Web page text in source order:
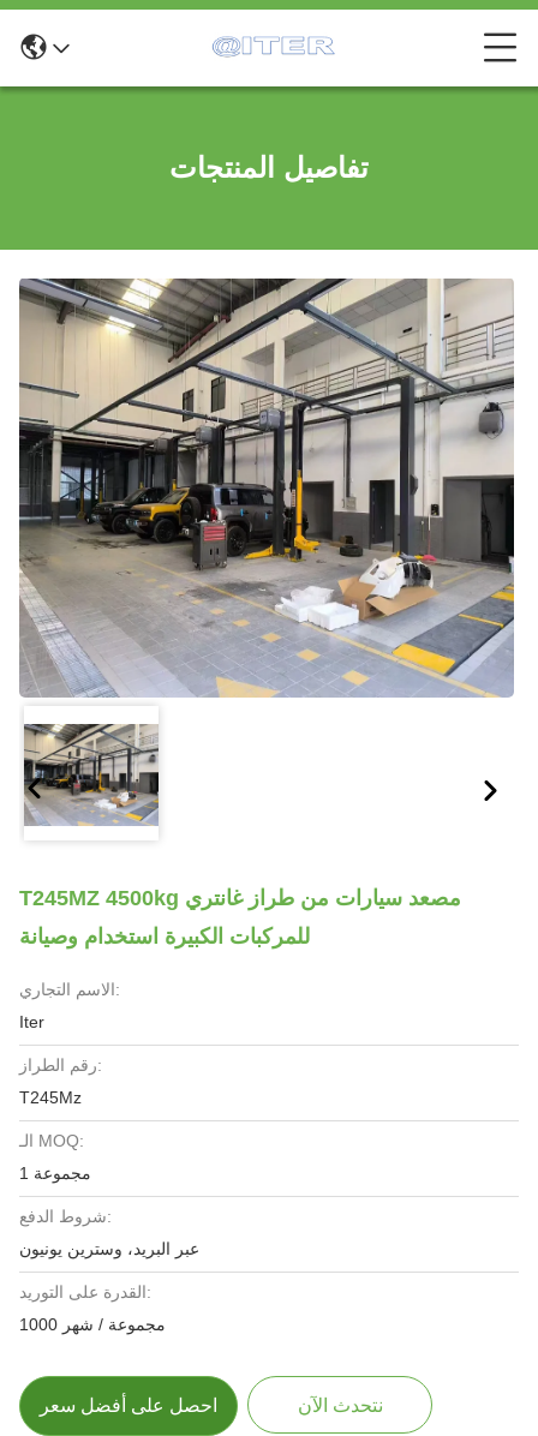
تفاصيل المنتجات
T245MZ 4500kg مصعد سيارات من طراز غانتري
للمركبات الكبيرة استخدام وصيانة
الاسم التجاري:
Iter
رقم الطراز:
T245Mz
الـ MOQ:
1 مجموعة
شروط الدفع:
عبر البريد، وسترين يونيون
القدرة على التوريد:
1000 مجموعة / شهر
احصل على أفضل سعر نتحدث الآن